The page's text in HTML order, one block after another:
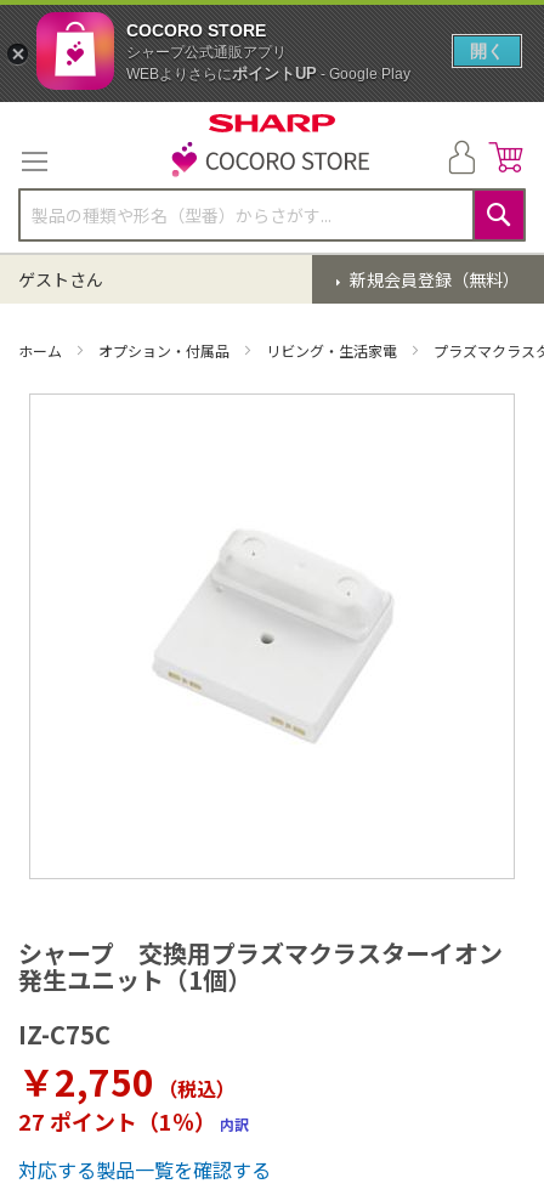
テ
ン
ツ
に
ス
キ
ッ
検
索
新規会員登録（無料）
ゲストさん
ホーム オプション・付属品 リビング・生活家電 プラズマクラス
シャープ 交換用プラズマクラスターイオン
発生ユニット（1個）
IZ-C75C
￥2,750 （税込）
27 ポイント（1％） 内訳
対応する製品一覧を確認する
メ
ー
ジ
ャ
リ
ー
の
最
初
COCORO STORE
シャープ公式通販アプリ
WEBよりさらにポイントUP- Google Play
開く